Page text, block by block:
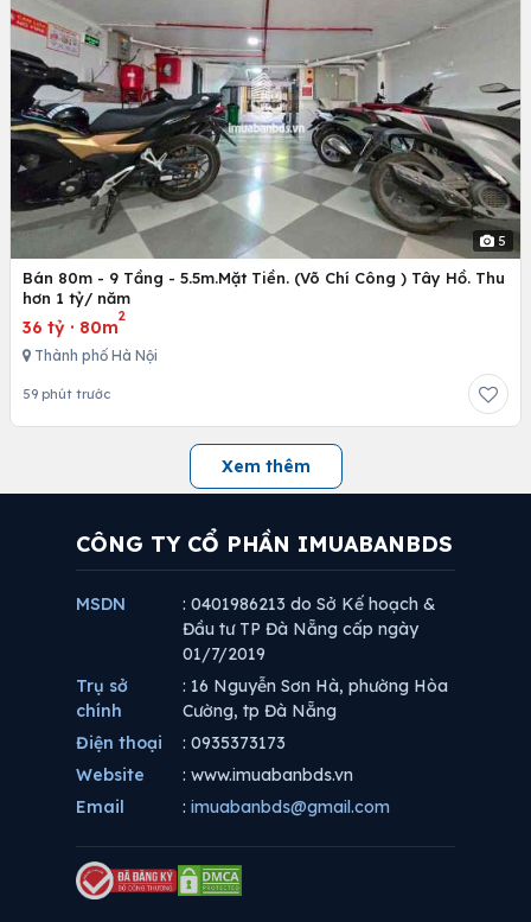
5
Bán 80m - 9 Tầng - 5.5m.Mặt Tiền. (Võ Chí Công ) Tây Hồ. Thu
hơn 1 tỷ/ năm
36 tỷ · 80m
2
Thành phố Hà Nội
59 phút trước
Xem thêm
CÔNG TY CỔ PHẦN IMUABANBDS
MSDN
: 0401986213 do Sở Kế hoạch &
Đầu tư TP Đà Nẵng cấp ngày
01/7/2019
Trụ sở
chính
: 16 Nguyễn Sơn Hà, phường Hòa
Cường, tp Đà Nẵng
Điện thoại
: 0935373173
Website
: www.imuabanbds.vn
Email
: imuabanbds@gmail.com